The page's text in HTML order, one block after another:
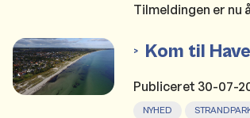
Tilmeldingen er
Kom til
Publiceret 30-07-
NYHED